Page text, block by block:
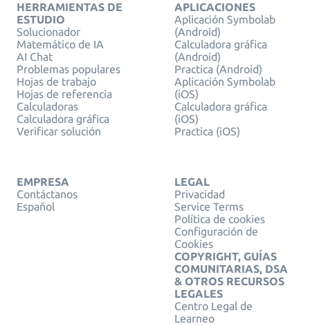
HERRAMIENTAS DE
ESTUDIO
Solucionador
Matemático de IA
AI Chat
Problemas populares
Hojas de trabajo
Hojas de referencia
Calculadoras
Calculadora gráfica
Verificar solución
APLICACIONES
Aplicación Symbolab
(Android)
Calculadora gráfica
(Android)
Practica (Android)
Aplicación Symbolab
(iOS)
Calculadora gráfica
(iOS)
Practica (iOS)
EMPRESA
Contáctanos
Español
LEGAL
Privacidad
Service Terms
Política de cookies
Configuración de
Cookies
COPYRIGHT, GUÍAS
COMUNITARIAS, DSA
& OTROS RECURSOS
LEGALES
Centro Legal de
Learneo